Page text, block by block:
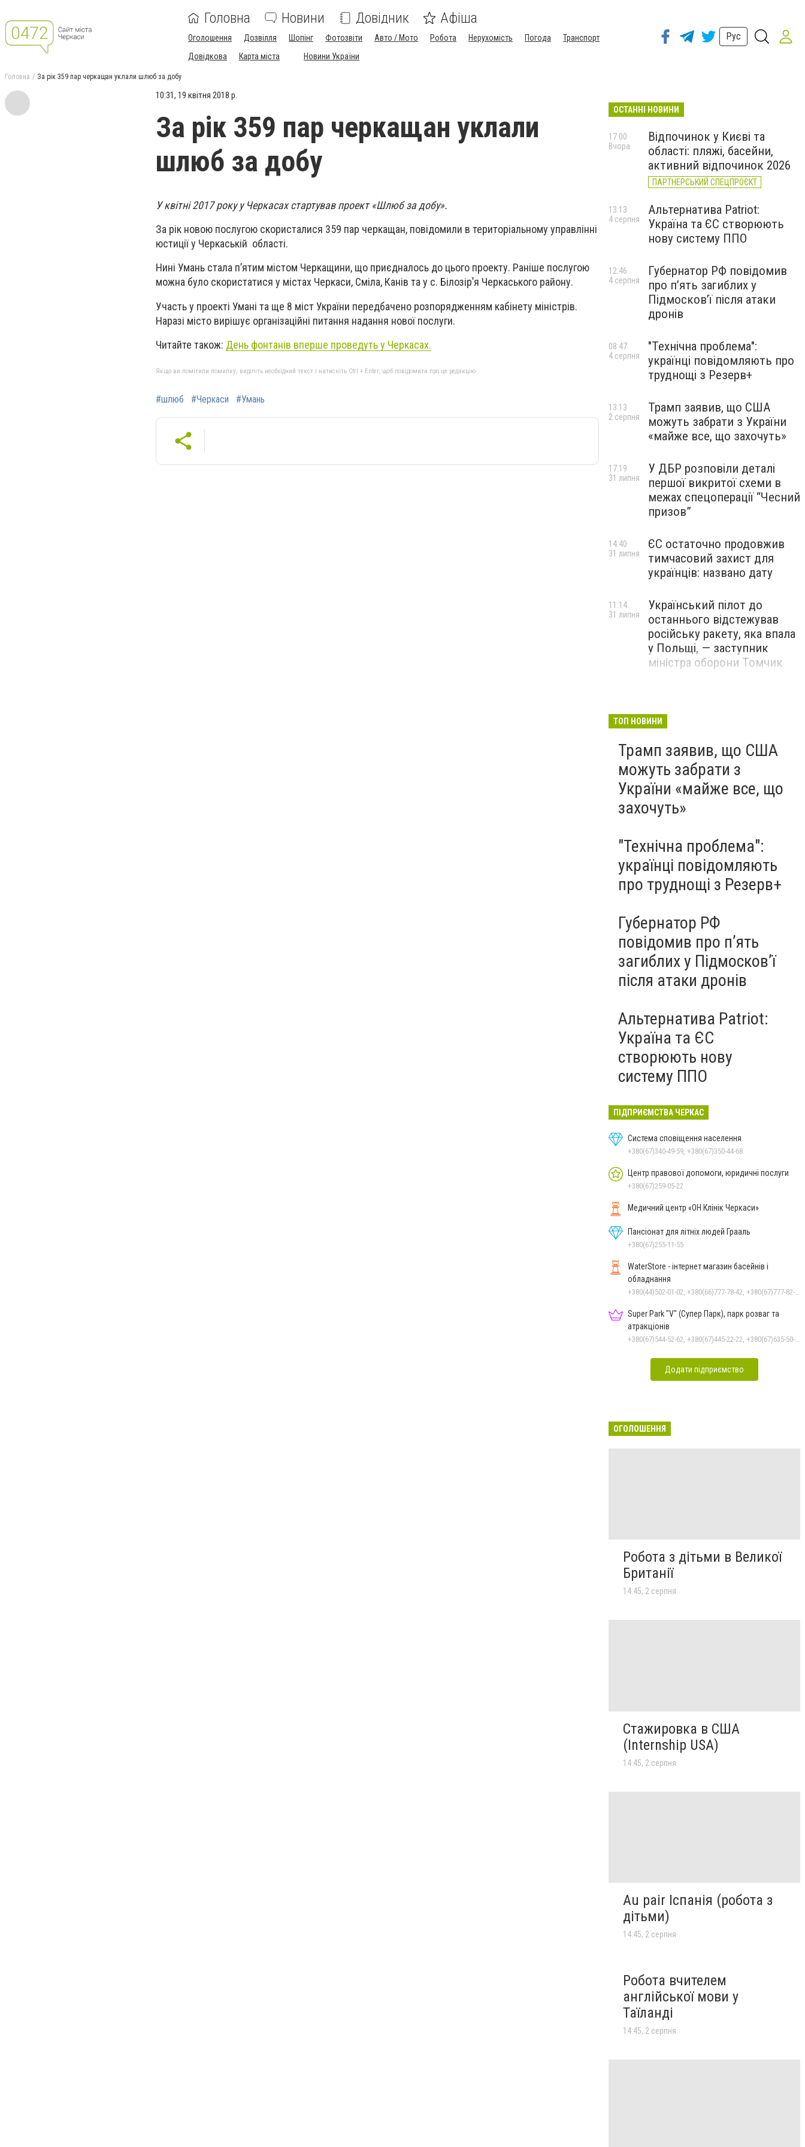
Головна Новини Довідник Афіша
Оголошення Дозвілля Шопінг Фотозвіти Авто / Мото Робота Нерухомість Погода
Транспорт
Довідкова
Карта міста Новини України
Рус
Головна За рік 359 пар черкащан уклали шлюб за добу
10:31, 19 квітня 2018 р.
За рік 359 пар черкащан уклали
шлюб за добу
У квітні 2017 року у Черкасах стартував проект «Шлюб за добу».
За рік новою послугою скористалися 359 пар черкащан, повідомили в територіальному управлінні
юстиції у Черкаській області.
Нині Умань стала п’ятим містом Черкащини, що приєдналось до цього проекту. Раніше послугою
можна було скористатися у містах Черкаси, Сміла, Канів та у с. Білозірֹ’я Черкаського району.
Участь у проекті Умані та ще 8 міст України передбачено розпорядженням кабінету міністрів.
Наразі місто вирішує організаційні питання надання нової послуги.
Читайте також: День фонтанів вперше проведуть у Черкасах.
Якщо ви помітили помилку, виділіть необхідний текст і натисніть Ctrl + Enter, щоб повідомити про це редакцію
#шлюб #Черкаси #Умань
ОСТАННІ НОВИНИ
Відпочинок у Києві та
області: пляжі, басейни,
активний відпочинок 2026
ПАРТНЕРСЬКИЙ СПЕЦПРОЄКТ
17:00
Вчора
Альтернатива Patriot:
Україна та ЄС створюють
нову систему ППО
13:13
4 серпня
Губернатор РФ повідомив
про п’ять загиблих у
Підмосков’ї після атаки
дронів
12:46
4 серпня
"Технічна проблема":
українці повідомляють про
труднощі з Резерв+
08:47
4 серпня
Трамп заявив, що США
можуть забрати з України
«майже все, що захочуть»
13:13
2 серпня
У ДБР розповіли деталі
першої викритої схеми в
межах спецоперації “Чесний
призов”
17:19
31 липня
ЄС остаточно продовжив
тимчасовий захист для
українців: названо дату
14:40
31 липня
Український пілот до
останнього відстежував
російську ракету, яка впала
у Польщі, — заступник
міністра оборони Томчик
11:14
31 липня
ТОП НОВИНИ
Трамп заявив, що США
можуть забрати з
України «майже все, що
захочуть»
"Технічна проблема":
українці повідомляють
про труднощі з Резерв+
Губернатор РФ
повідомив про п’ять
загиблих у Підмосков’ї
після атаки дронів
Альтернатива Patriot:
Україна та ЄС
створюють нову
систему ППО
ПІДПРИЄМСТВА ЧЕРКАС
Система сповіщення населення
+380(67)340-49-59, +380(67)350-44-68
Центр правової допомоги, юридичні послуги
+380(67)259-05-22
Медичний центр «ОН Клінік Черкаси»
Пансіонат для літніх людей Грааль
+380(67)255-11-55
WaterStore - інтернет магазин басейнів і
обладнання
+380(44)502-01-02, +380(66)777-78-42, +380(67)777-82-19, +380(67)890-80-80, +380(73)890-80-80, +380(44)502-01-03
Super Park "V" (Супер Парк), парк розваг та
атракціонів
+380(67)544-52-62, +380(67)445-22-22, +380(67)635-50-50
Додати підприємство
ОГОЛОШЕННЯ
Робота з дітьми в Великої
Британії
14:45, 2 серпня
Стажировка в США
(Internship USA)
14:45, 2 серпня
Au pair Іспанія (робота з
дітьми)
14:45, 2 серпня
Робота вчителем
англійської мови у
Таїланді
14:45, 2 серпня